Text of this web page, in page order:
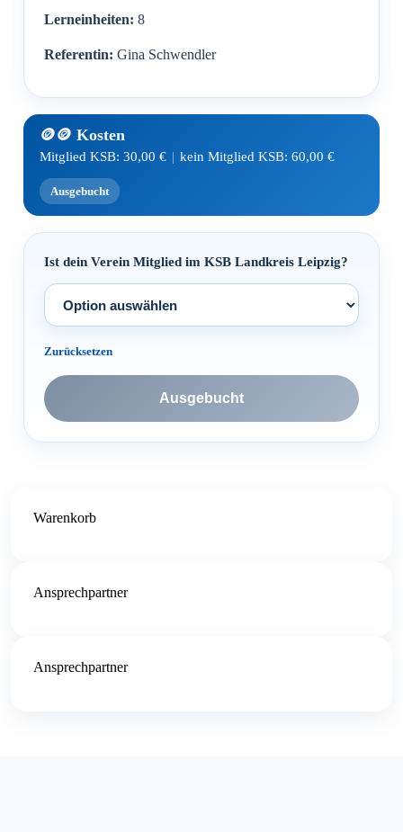
Mitglied KSB: 30,00 € | kein Mitglied KSB: 60,00 €
Ausgebucht
Ist dein Verein Mitglied im KSB Landkreis Leipzig?
Zurücksetzen
Ausgebucht
Lerneinheiten: 8
Referentin: Gina Schwendler
Warenkorb
Ansprechpartner
Ansprechpartner